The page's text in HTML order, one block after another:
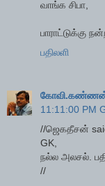
வாங்க சிபா,
பாராட்டுக்கு
பதிலளி
11:11:00 PM
//ஜெகதீசன்
GK,
நல்ல அலசல்.
//